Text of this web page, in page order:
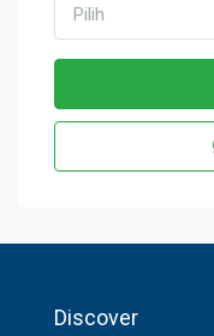
Pilih
Discover